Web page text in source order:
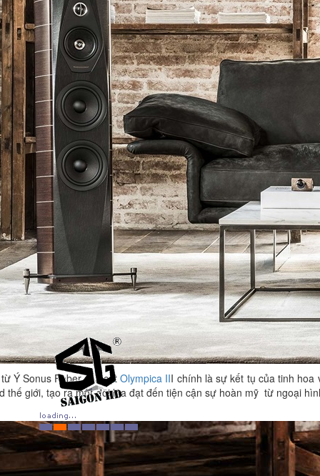
Ý Sonus Faber, loa cộtOlympica III chính là sự kết tụ của tinh hoa
thế giới, tạo ra một đôi loa đạt đến tiện cận sự hoàn mỹ từ ngoại